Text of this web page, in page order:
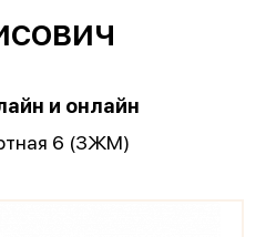
и онлайн
6 (ЗЖМ)